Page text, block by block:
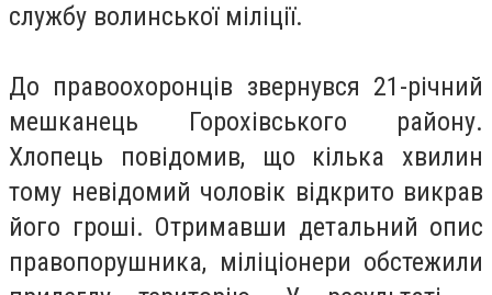
службу волинської міліції.
До правоохоронців звернувся 21-річний
мешканець Горохівського району.
Хлопець повідомив, що кілька хвилин
тому невідомий чоловік відкрито викрав
його гроші. Отримавши детальний опис
правопорушника, міліціонери обстежили